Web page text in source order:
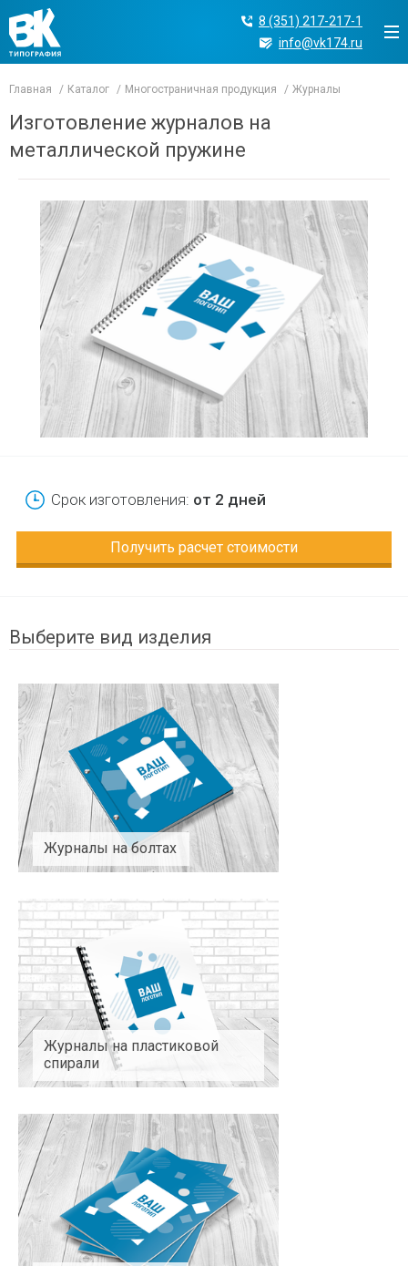
8 (351) 217-217-1
info@vk174.ru
Главная Каталог Многостраничная продукция Журналы
Изготовление журналов на
металлической пружине
Срок изготовления: от 2 дней
Получить расчет стоимости
Выберите вид изделия
Журналы на болтах
Журналы на пластиковой
спирали